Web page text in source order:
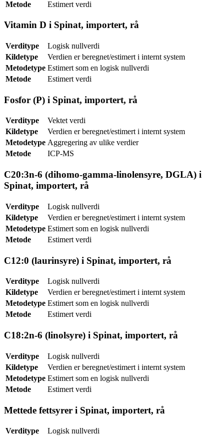
Metode Estimert verdi
Vitamin D i Spinat, importert, rå
Verditype
Logisk nullverdi
Kildetype
Verdien er beregnet/estimert i internt system
Metodetype Estimert som en logisk nullverdi
Metode
Estimert verdi
Fosfor (P) i Spinat, importert, rå
Verditype
Vektet verdi
Kildetype
Verdien er beregnet/estimert i internt system
Metodetype Aggregering av ulike verdier
Metode
ICP-MS
C20:3n-6 (dihomo-gamma-linolensyre, DGLA) i
Spinat, importert, rå
Verditype
Logisk nullverdi
Kildetype
Verdien er beregnet/estimert i internt system
Metodetype Estimert som en logisk nullverdi
Metode
Estimert verdi
C12:0 (laurinsyre) i Spinat, importert, rå
Verditype
Logisk nullverdi
Kildetype
Verdien er beregnet/estimert i internt system
Metodetype Estimert som en logisk nullverdi
Metode
Estimert verdi
C18:2n-6 (linolsyre) i Spinat, importert, rå
Verditype
Logisk nullverdi
Kildetype
Verdien er beregnet/estimert i internt system
Metodetype Estimert som en logisk nullverdi
Metode
Estimert verdi
Mettede fettsyrer i Spinat, importert, rå
Verditype
Logisk nullverdi